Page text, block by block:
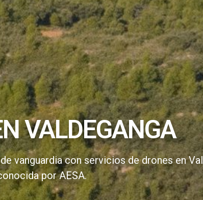
VALDEGANGA
vanguardia con servicios de drones en
por AESA.